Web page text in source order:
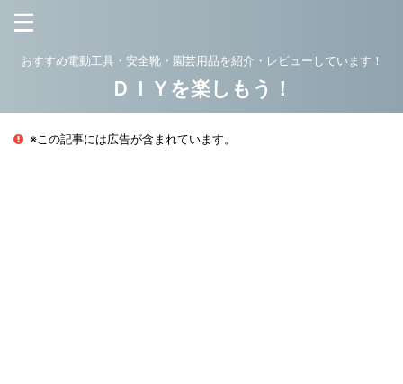
おすすめ電動工具・安全靴・園芸用品を紹介・レビューしています！
ＤＩＹを楽しもう！
※この記事には広告が含まれています。